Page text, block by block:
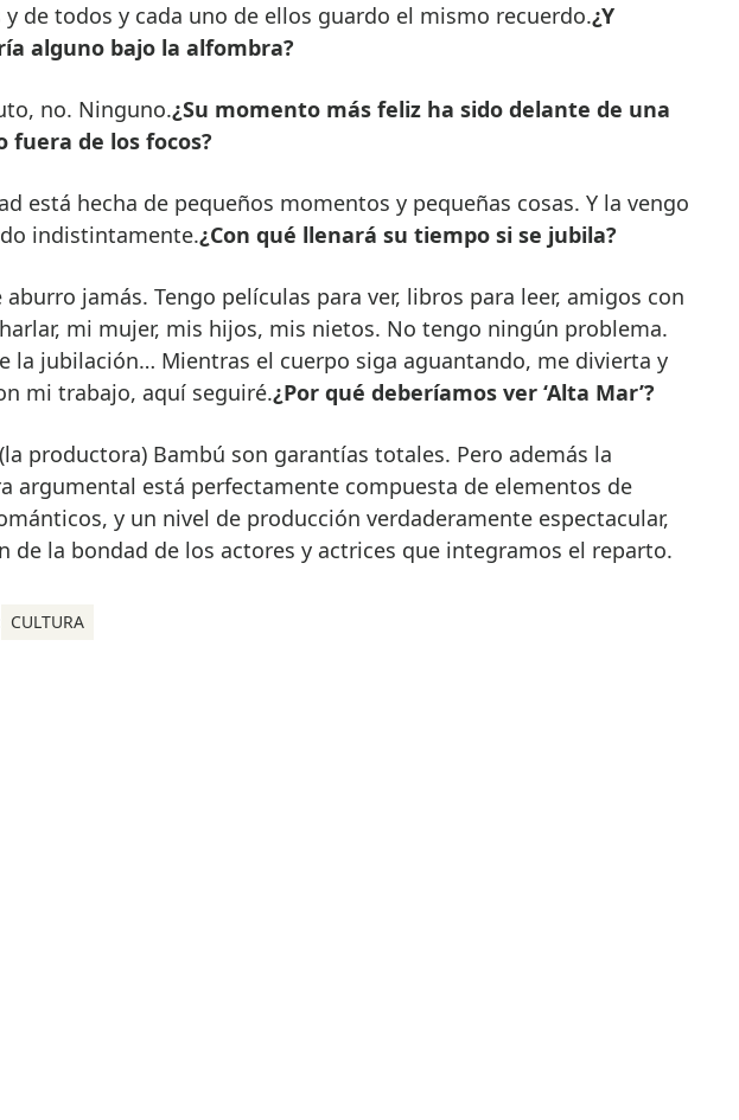
y de todos y cada uno de ellos guardo el mismo recuerdo.¿Y
alguno bajo la alfombra?
no. Ninguno.¿Su momento más feliz ha sido delante de una
fuera de los focos?
está hecha de pequeños momentos y pequeñas cosas. Y la vengo
indistintamente.¿Con qué llenará su tiempo si se jubila?
aburro jamás. Tengo películas para ver, libros para leer, amigos con
mi mujer, mis hijos, mis nietos. No tengo ningún problema.
la jubilación… Mientras el cuerpo siga aguantando, me divierta y
mi trabajo, aquí seguiré.¿Por qué deberíamos ver ‘Alta Mar’?
productora) Bambú son garantías totales. Pero además la
argumental está perfectamente compuesta de elementos de
y un nivel de producción verdaderamente espectacular,
de la bondad de los actores y actrices que integramos el reparto.
CULTURA